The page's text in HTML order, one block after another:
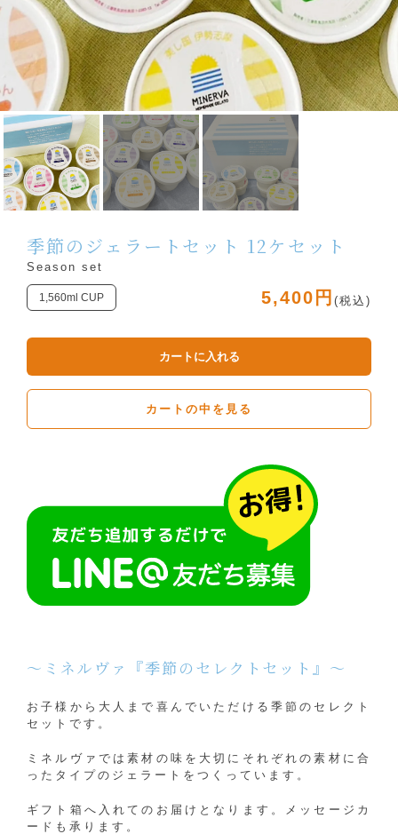
季節のジェラートセット 12ケセット
Season set
1,560ml CUP 5,400円 (税込)
カートに入れる
カートの中を見る
～ミネルヴァ『季節のセレクトセット』～
お子様から大人まで喜んでいただける季節のセレクト
セットです。
ミネルヴァでは素材の味を大切にそれぞれの素材に合
ったタイプのジェラートをつくっています。
ギフト箱へ入れてのお届けとなります。メッセージカ
ードも承ります。